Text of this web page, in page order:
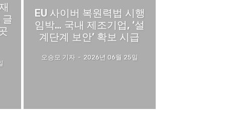
EU 사이버 복원력법 시행
임박… 국내 제조기업, ‘설
계단계 보안’ 확보 시급
오승모 기자 - 2026년 06월 25일